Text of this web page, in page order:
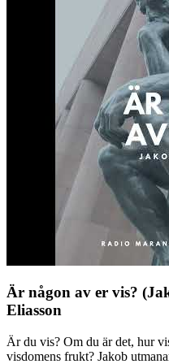
Är någon av er vis?
Eliasson
Är du vis? Om du är det, hur
visdomens frukt? Jakob